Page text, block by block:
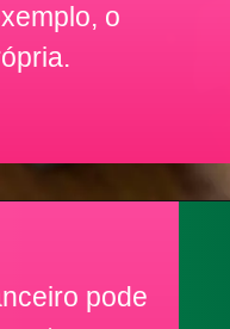
o
pode